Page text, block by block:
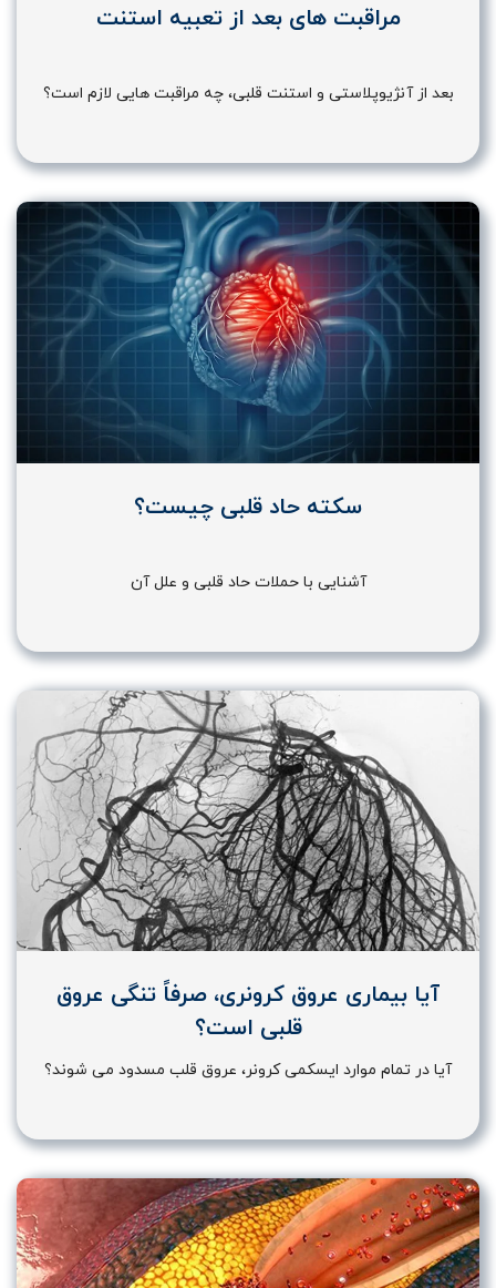
مراقبت های بعد از تعبیه استنت
بعد از آنژیوپلاستی و استنت قلبی، چه مراقبت هایی لازم است؟
سکته حاد قلبی چیست؟
آشنایی با حملات حاد قلبی و علل آن
آیا بیماری عروق کرونری، صرفاً تنگی عروق
قلبی است؟
آیا در تمام موارد ایسکمی کرونر، عروق قلب مسدود می شوند؟